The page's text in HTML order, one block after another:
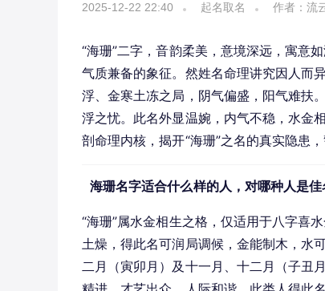
2025-12-22 22:40 起名取名 作者：流
“海珊”二字，音韵柔美，意境深远，寓意
气质兼备的象征。然姓名命理讲究因人而
浮、金寒土冻之局，阴气偏盛，阳气难扶
浮之忧。此名外显温婉，内气不稳，水金
剖命理内核，揭开“海珊”之名的真实隐患
海珊名字适合什么样的人，对哪种人是佳
“海珊”属水金相生之格，仅适用于八字喜
土燥，得此名可润局调候，金能制木，水
二月（寅卯月）及十一月、十二月（子丑